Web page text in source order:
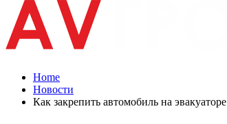
Home
Новости
Как закрепить автомобиль на эвакуаторе